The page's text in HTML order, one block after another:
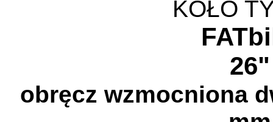
KOŁO
26"
obręcz wzmocniona